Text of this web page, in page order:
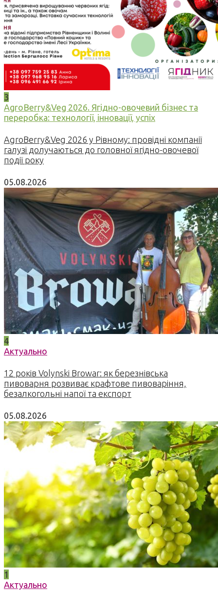
3
AgroBerry&Veg 2026. Ягідно-овочевий бізнес та
переробка: технології, інновації, успіх
AgroBerry&Veg 2026 у Рівному: провідні компанії
галузі долучаються до головної ягідно-овочевої
події року
05.08.2026
4
Актуально
12 років Volynski Browar: як березнівська
пивоварня розвиває крафтове пивоваріння,
безалкогольні напої та експорт
05.08.2026
1
Актуально